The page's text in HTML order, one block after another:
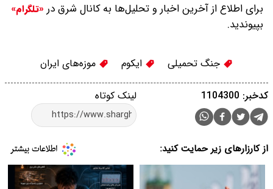
برای اطلاع از آخرین اخبار و تحلیل‌ها به کانال شرق در «تلگرام»
بپیوندید.
جنگ تحمیلی ایکوم موزه‌های ایران
لینک کوتاه کدخبر: 1104300
از کارزارهای زیر حمایت کنید: